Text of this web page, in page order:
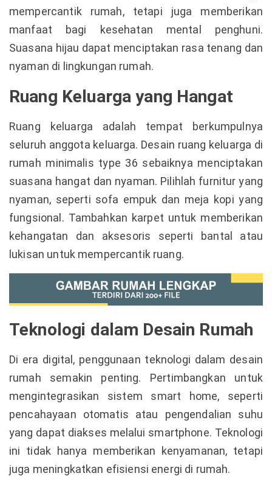
mempercantik rumah, tetapi juga memberikan
manfaat bagi kesehatan mental penghuni.
Suasana hijau dapat menciptakan rasa tenang dan
nyaman di lingkungan rumah.
Ruang Keluarga yang Hangat
Ruang keluarga adalah tempat berkumpulnya
seluruh anggota keluarga. Desain ruang keluarga di
rumah minimalis type 36 sebaiknya menciptakan
suasana hangat dan nyaman. Pilihlah furnitur yang
nyaman, seperti sofa empuk dan meja kopi yang
fungsional. Tambahkan karpet untuk memberikan
kehangatan dan aksesoris seperti bantal atau
lukisan untuk mempercantik ruang.
Teknologi dalam Desain Rumah
Di era digital, penggunaan teknologi dalam desain
rumah semakin penting. Pertimbangkan untuk
mengintegrasikan sistem smart home, seperti
pencahayaan otomatis atau pengendalian suhu
yang dapat diakses melalui smartphone. Teknologi
ini tidak hanya memberikan kenyamanan, tetapi
juga meningkatkan efisiensi energi di rumah.